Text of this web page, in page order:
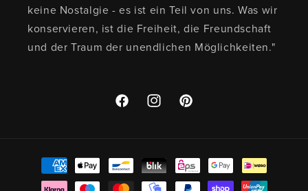
keine Nostalgie - es ist ein Teil von uns. Was wir
konservieren, ist die Freiheit, die Freundschaft
und der Traum der unendlichen Möglichkeiten."
FacebookInstagramPinterest
Zahlungsmethoden